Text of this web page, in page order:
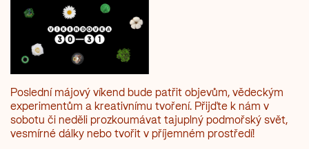
Poslední májový víkend bude patřit objevům, vědeckým
experimentům a kreativnímu tvoření. Přijďte k nám v
sobotu či neděli prozkoumávat tajuplný podmořský svět,
vesmírné dálky nebo tvořit v příjemném prostředí!